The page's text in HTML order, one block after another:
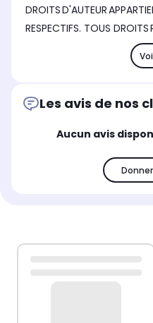
DROITS D'AUTEUR
RESPECTIFS. TOUS DROITS
Les avis de nos
Aucun avis